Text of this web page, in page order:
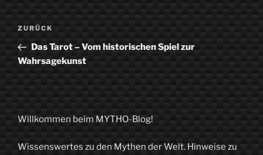
Beitragsnavigation
Vorheriger
Beitrag
ZURÜCK
Das Tarot – Vom historischen Spiel zur
Wahrsagekunst
Willkommen beim MYTHO-Blog!
Wissenswertes zu den Mythen der Welt. Hinweise zu